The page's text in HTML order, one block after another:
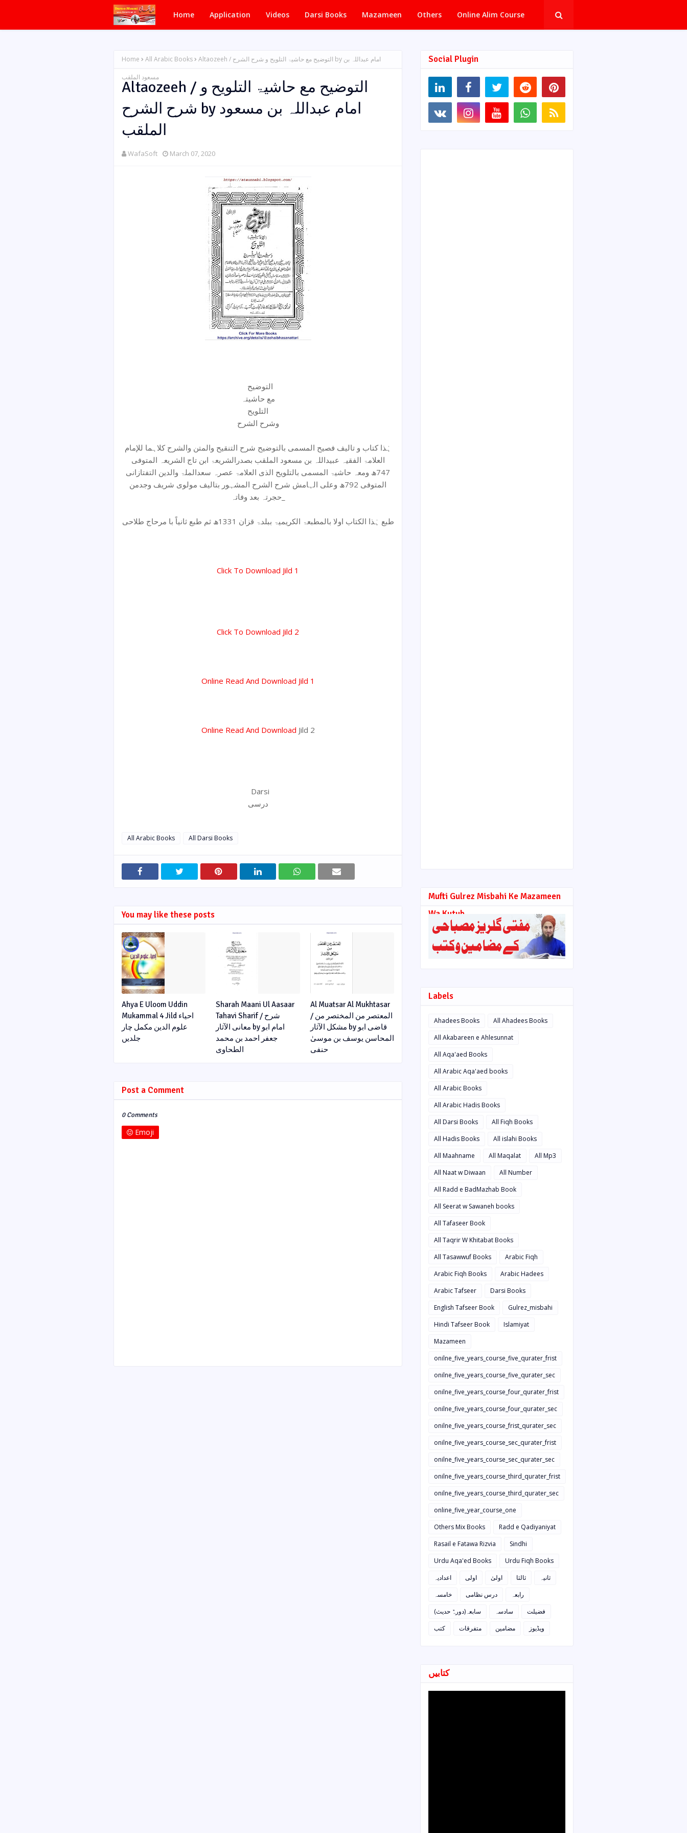
Home Application Videos Darsi Books Mazameen Others Online Alim Course
Home All Arabic Books Altaozeeh / التوضیح مع حاشیۃ التلویح و شرح الشرح by امام عبداللہ بن
مسعود الملقب
Altaozeeh / التوضیح مع حاشیۃ التلویح و
شرح الشرح by امام عبداللہ بن مسعود
الملقب
WafaSoft March 07, 2020
مع حاشیتہ
التلویح
وشرح الشرح
ہٰذا کتاب و تالیف فصیح المسمی بالتوضیح شرح التنقیح والمتن والشرح کلاہما للإمام
العلامۃ الفقیہ عبیداللہ بن مسعود الملقب بصدرالشریعۃ ابن تاج الشریعہ المتوفی
747ھ ومعہ حاشیۃ المسمی بالتلویح الذی العلامۃ عصرہ سعدالملۃ والدین التفتازانی
المتوفی 792ھ وعلی الہامش شرح الشرح المشہور بتالیف مولوی شریف وجدمن
طبع ہٰذا الکتاب اولا بالمطبعۃ الکریمیۃ ببلدۃ قزان 1331ھ ثم طبع ثانیاً با مرحاج طلاحی
Click To Download Jild 1
Click To Download Jild 2
Online Read And Download Jild 1
Online Read And Download Jild 2
Darsi
درسی
All Arabic Books All Darsi Books
You may like these posts
Ahya E Uloom Uddin
Mukammal 4 Jild احیاء
علوم الدین مکمل چار
جلدیں
Sharah Maani Ul Aasaar
Tahavi Sharif / شرح
معانی الآثار by امام ابو
جعفر احمد بن محمد
الطحاوی
Al Muatsar Al Mukhtasar
/ المعتصر من المختصر من
مشکل الآثار by قاضی ابو
المحاسن یوسف بن موسیٰ
حنفی
Post a Comment
0 Comments
Emoji
Social Plugin
Mufti Gulrez Misbahi Ke Mazameen
Wa Kutub
Labels
Ahadees Books
All Ahadees Books
All Akabareen e Ahlesunnat
All Aqa'aed Books
All Arabic Aqa'aed books
All Arabic Books
All Arabic Hadis Books
All Darsi Books
All Fiqh Books
All Hadis Books
All islahi Books
All Maahname
All Maqalat
All Mp3
All Naat w Diwaan
All Number
All Radd e BadMazhab Book
All Seerat w Sawaneh books
All Tafaseer Book
All Taqrir W Khitabat Books
All Tasawwuf Books
Arabic Fiqh
Arabic Fiqh Books
Arabic Hadees
Arabic Tafseer
Darsi Books
English Tafseer Book
Gulrez_misbahi
Hindi Tafseer Book
Islamiyat
Mazameen
onilne_five_years_course_five_qurater_frist
onilne_five_years_course_five_qurater_sec
onilne_five_years_course_four_qurater_frist
onilne_five_years_course_four_qurater_sec
onilne_five_years_course_frist_qurater_sec
onilne_five_years_course_sec_qurater_frist
onilne_five_years_course_sec_qurater_sec
onilne_five_years_course_third_qurater_frist
onilne_five_years_course_third_qurater_sec
online_five_year_course_one
Others Mix Books
Radd e Qadiyaniyat
Rasail e Fatawa Rizvia
Sindhi
Urdu Aqa'ed Books
Urdu Fiqh Books
اعدادیہ
اولی اولیٰ ثالثا
ثانیہ
خامسہ
درس نظامی
رابعہ
سابعہ(دورہٌ حدیث)
سادسہ
فضیلت
کتب
متفرقات مضامین ویڈیوز
کتابیں